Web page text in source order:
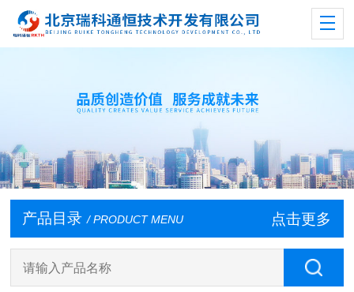
产品目录 / PRODUCT MENU 点击更多